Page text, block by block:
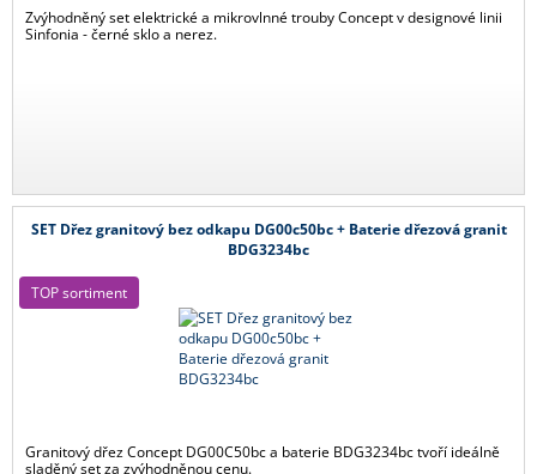
Zvýhodněný set elektrické a mikrovlnné trouby Concept v designové linii
Sinfonia - černé sklo a nerez.
SET Dřez granitový bez odkapu DG00c50bc + Baterie dřezová granit
BDG3234bc
Granitový dřez Concept DG00C50bc a baterie BDG3234bc tvoří ideálně
sladěný set za zvýhodněnou cenu.
TOP sortiment